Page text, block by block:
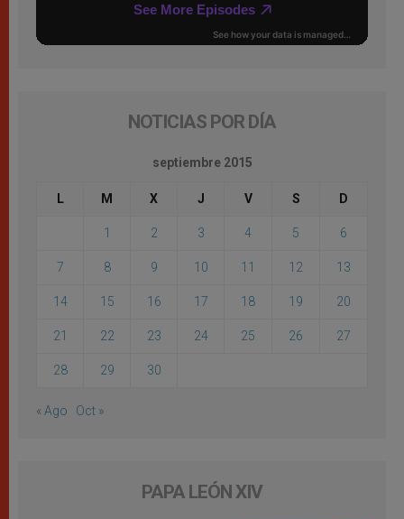
NOTICIAS POR DÍA
septiembre 2015
L M X J V S D
1 2 3 4 5 6
7 8 9 10 11 12 13
14 15 16 17 18 19 20
21 22 23 24 25 26 27
28 29 30
« Ago Oct »
PAPA LEÓN XIV